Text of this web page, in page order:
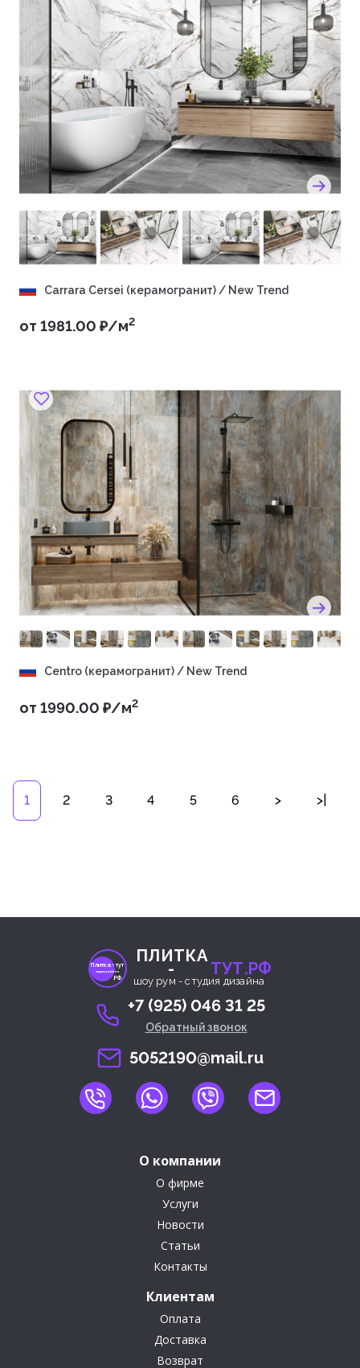
Carrara Cersei (керамогранит) / New Trend
от 1981.00 ₽/м2
Centro (керамогранит) / New Trend
от 1990.00 ₽/м2
1 2 3 4 5 6 > >|
ПЛИТКА
- ТУТ.РФ
шоу рум - студия дизайна
Плитка- тут
студия дизайна
.РФ
+7 (925) 046 31 25
Обратный звонок
5052190@mail.ru
О компании
О фирме
Услуги
Новости
Статьи
Контакты
Клиентам
Оплата
Доставка
Возврат